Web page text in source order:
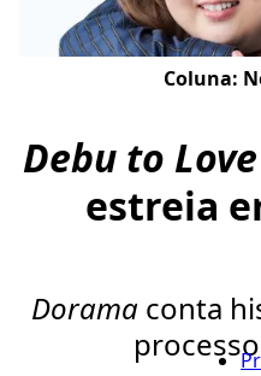
Coluna:
Debu to
estreia
Dorama conta